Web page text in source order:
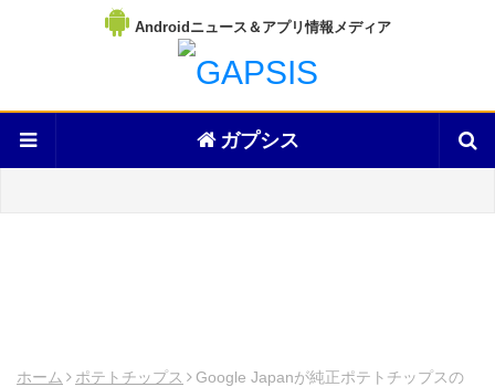
Androidニュース＆アプリ情報メディア
ガプシス
ホーム ポテトチップス
Google Japanが純正ポテトチップスの